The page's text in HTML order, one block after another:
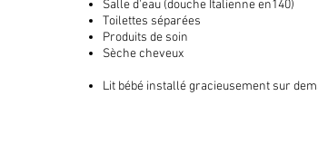
Salle d'eau (douche Italienne en140)
Toilettes séparées
Produits de soin
Sèche cheveux​
Lit bébé installé gracieusement sur